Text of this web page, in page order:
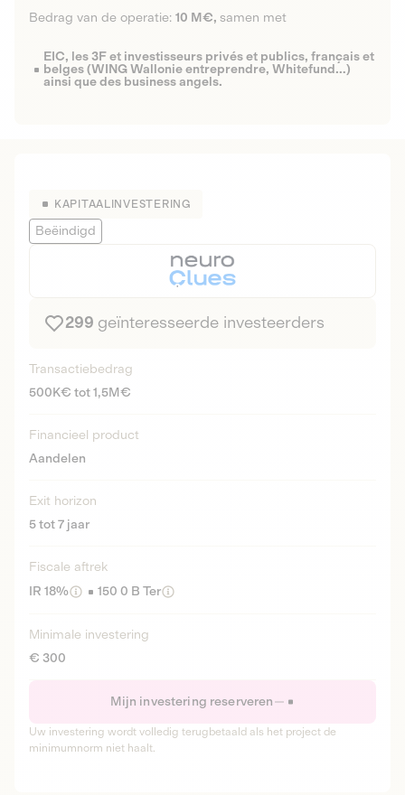
Bedrag van de operatie: 10 M€, samen met
EIC, les 3F et investisseurs privés et publics, français et
belges (WING Wallonie entreprendre, Whitefund…)
ainsi que des business angels.
KAPITAALINVESTERING
Beëindigd
299 geïnteresseerde investeerders
Transactiebedrag
500K€ tot 1,5M€
Financieel product
Aandelen
Exit horizon
5 tot 7 jaar
Fiscale aftrek
IR 18%
150 0 B Ter
Minimale investering
€ 300
Mijn investering reserveren
Uw investering wordt volledig terugbetaald als het project de
minimumnorm niet haalt.